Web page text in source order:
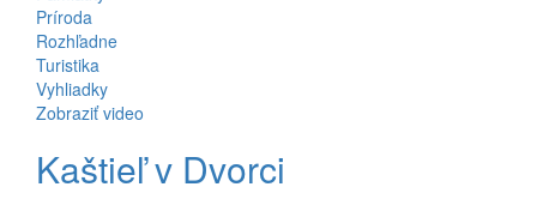
Príroda
Rozhľadne
Turistika
Vyhliadky
Zobraziť video
Kaštieľ v Dvorci